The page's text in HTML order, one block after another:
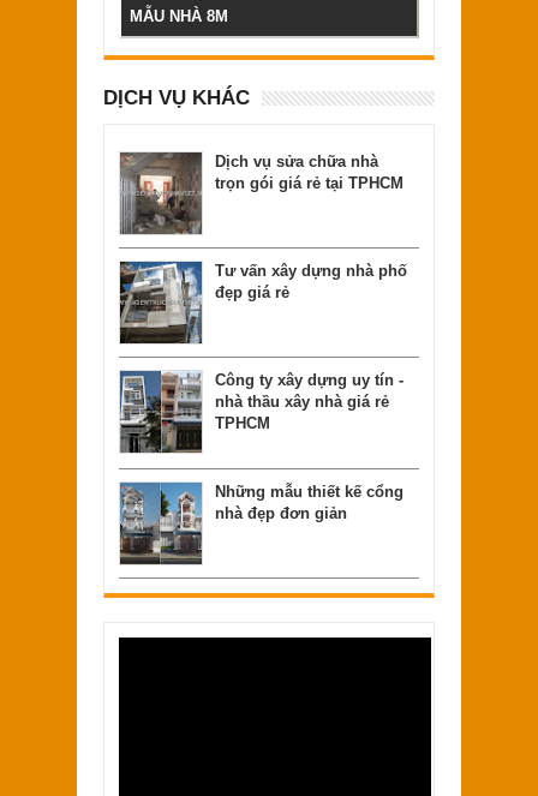
MẪU NHÀ 8M
DỊCH VỤ KHÁC
Dịch vụ sửa chữa nhà
trọn gói giá rẻ tại TPHCM
Tư vấn xây dựng nhà phố
đẹp giá rẻ
Công ty xây dựng uy tín -
nhà thầu xây nhà giá rẻ
TPHCM
Những mẫu thiết kế cổng
nhà đẹp đơn giản